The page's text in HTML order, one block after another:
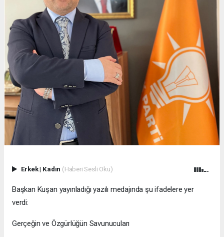
Erkek| Kadın (Haberi Sesli Oku)
Başkan Kuşan yayınladığı yazılı medajında şu ifadelere yer
verdi:
Gerçeğin ve Özgürlüğün Savunucuları